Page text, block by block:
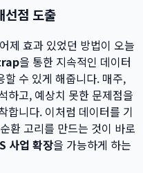
선점 도출
제 효과 있었던 방법이 오늘
을 통한 지속적인 데이터
수 있게 해줍니다. 매주,
하고, 예상치 못한 문제점을
합니다. 이처럼 데이터를 기
환 고리를 만드는 것이 바로
사업 확장을 가능하게 하는